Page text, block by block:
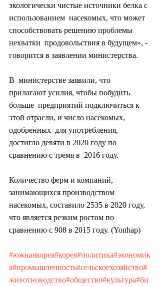
экологически чистые источники белка с
использованием  насекомых, что может
способствовать решению проблемы
нехватки  продовольствия в будущем», -
говорится в заявлении министерства.
В  министерстве заявили, что
прилагают усилия, чтобы побудить
больше  предприятий подключиться к
этой отрасли, и число насекомых,
одобренных  для употребления,
достигло девяти в 2020 году по
сравнению с тремя в  2016 году.
Количество ферм и компаний,
занимающихся производством
насекомых, составило 2535 в 2020 году,
что является резким ростом по
сравнению с 908 в 2015 году. (Yonhap)
#южнаякорея#корея#политика#экономик
а#промышленность#сельскоехозяйство#
животноводство#общество#культура#би